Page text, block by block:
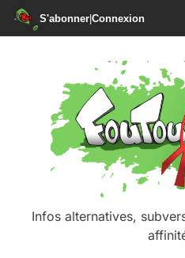
S'abonner|Connexion
Infos alternatives,